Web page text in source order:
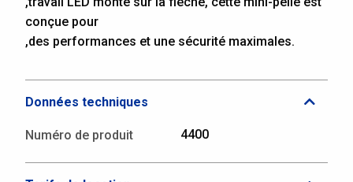
conçue pour
,des performances et une sécurité maximales.
Données techniques
Numéro de produit 4400